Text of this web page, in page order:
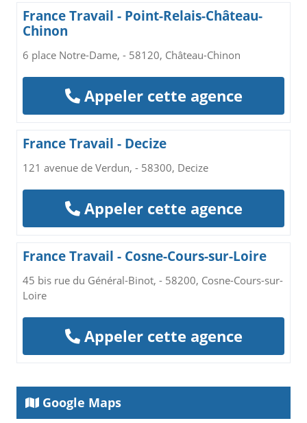
France Travail - Point-Relais-Château-
Chinon
6 place Notre-Dame, - 58120, Château-Chinon
Appeler cette agence
France Travail - Decize
121 avenue de Verdun, - 58300, Decize
Appeler cette agence
France Travail - Cosne-Cours-sur-Loire
45 bis rue du Général-Binot, - 58200, Cosne-Cours-sur-
Loire
Appeler cette agence
Google Maps